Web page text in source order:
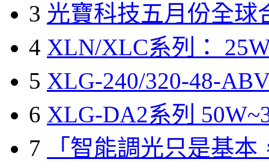
3 光寶科技五月份全球
4 XLN/XLC系列：
5 XLG-240/320-48-
6 XLG-DA2系列
7
「智能調光只是基本